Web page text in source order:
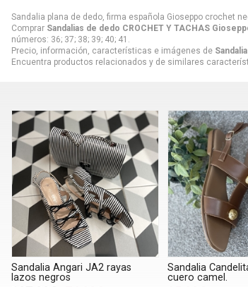
Sandalia plana de dedo, firma española Gioseppo crochet
Comprar Sandalias de dedo CROCHET Y TACHAS
números: 36; 37; 38; 39; 40; 41.
Precio, información, características e imágenes de
Encuentra productos relacionados y de similares
Sandalia Angari JA2 rayas
lazos negros
Sandalia
cuero camel.